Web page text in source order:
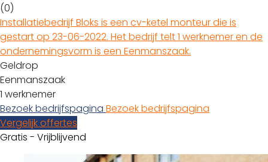
(0)
Installatiebedrijf Bloks is een cv-ketel monteur die is
gestart op 23-06-2022. Het bedrijf telt 1 werknemer en de
ondernemingsvorm is een Eenmanszaak.
Geldrop
Eenmanszaak
1 werknemer
Bezoek bedrijfspagina Bezoek bedrijfspagina
Vergelijk offertes
Gratis - Vrijblijvend